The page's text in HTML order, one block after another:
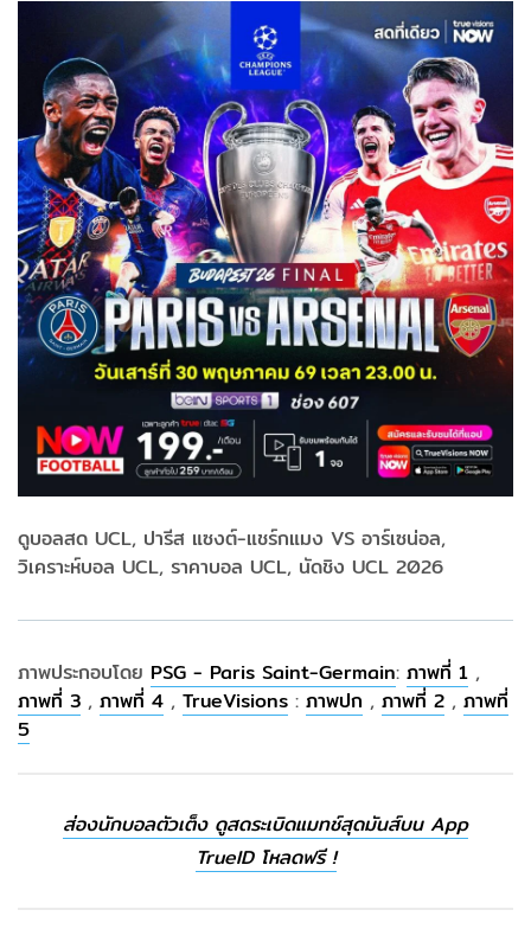
ดูบอลสด UCL, ปารีส แซงต์-แชร์กแมง VS อาร์เซน่อล,
วิเคราะห์บอล UCL, ราคาบอล UCL, นัดชิง UCL 2026
ภาพประกอบโดย PSG - Paris Saint-Germain: ภาพที่ 1 ,
ภาพที่ 3 , ภาพที่ 4 , TrueVisions : ภาพปก , ภาพที่ 2 , ภาพที่
5
ส่องนักบอลตัวเต็ง ดูสดระเบิดแมทช์สุดมันส์บน App
TrueID โหลดฟรี !